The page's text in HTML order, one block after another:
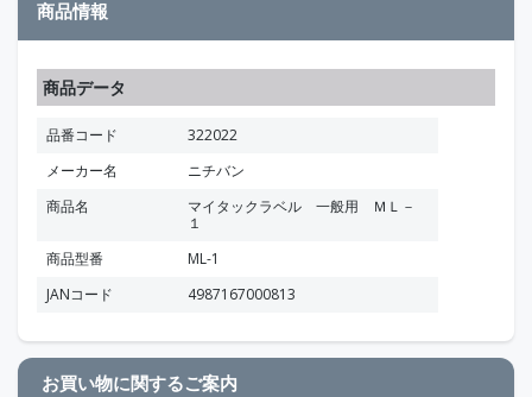
商品情報
商品データ
品番コード
322022
メーカー名
ニチバン
商品名
マイタックラベル 一般用 ＭＬ－
１
商品型番
ML-1
JANコード
4987167000813
お買い物に関するご案内